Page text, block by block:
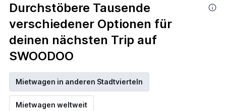
Durchstöbere Tausende
verschiedener Optionen für
deinen nächsten Trip auf
SWOODOO
Mietwagen in anderen Stadtvierteln
Mietwagen weltweit